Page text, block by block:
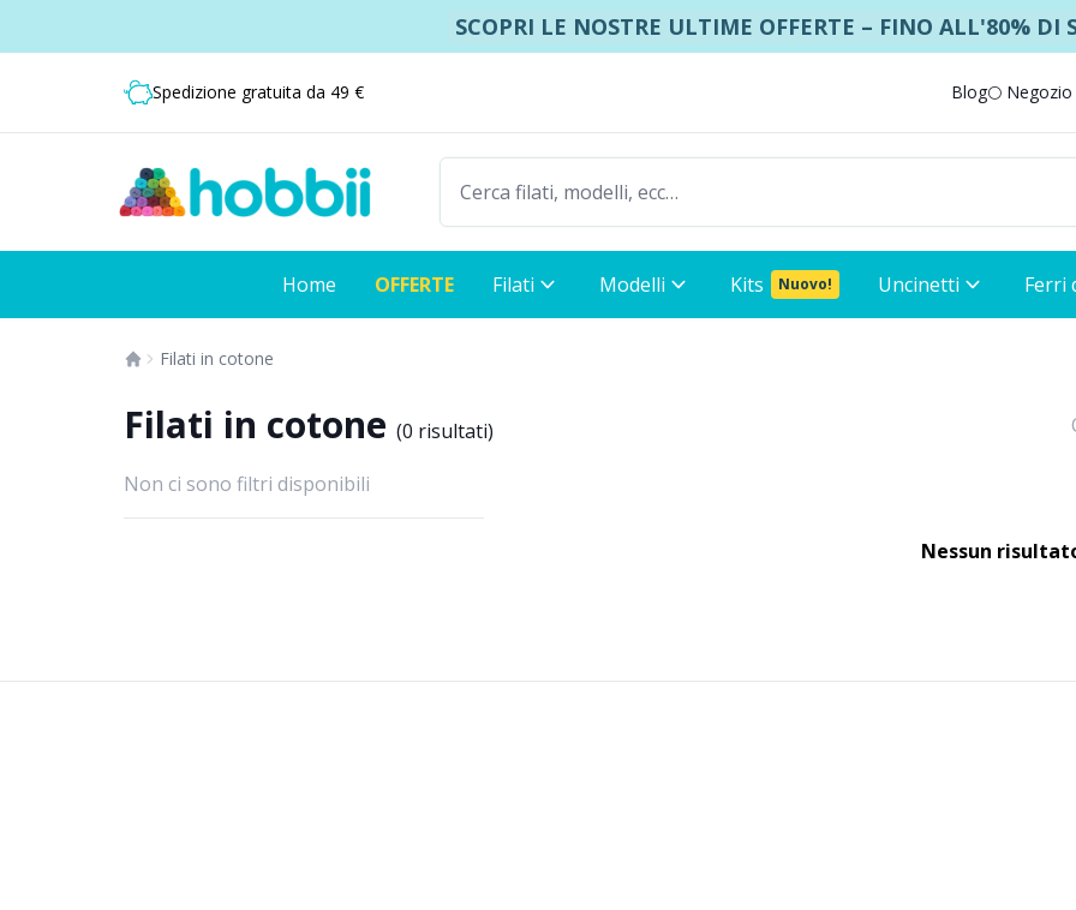
SCOPRI LE NOSTRE ULTIME OFFERTE – FINO ALL'80% DI
Spedizione gratuita da 49 € Blog🌕
Home OFFERTE Filati Modelli Kits Nuovo! Uncinetti Ferri
Filati in cotone
Filati in cotone (0 risultati)
Non ci sono filtri disponibili
Nessun